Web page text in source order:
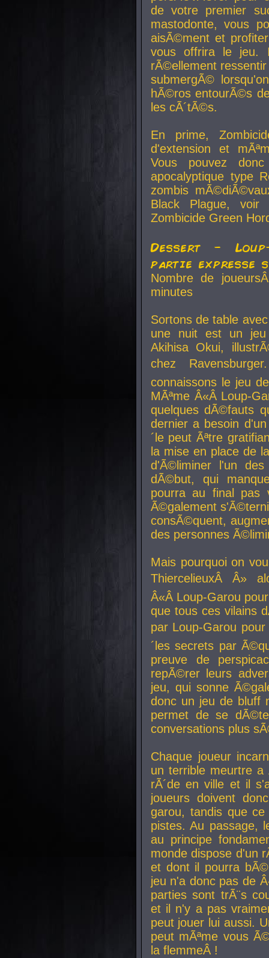
de votre premier
mastodonte, vous
aisÃ©ment et
vous offrira le jeu.
rÃ©ellement
submergÃ©
hÃ©ros entourÃ©s
les cÃ´tÃ©s.
En prime,
d'extension et
Vous pouvez
apocalyptique type
zombis
Black Plague,
Zombicide Green
Dessert -
partie expresse
Nombre de
minutes
Sortons de table
une nuit est un
Akihisa Okui,
chez
connaissons le jeu
MÃªme Â«Â Loup-
quelques dÃ©fauts
dernier a besoin
´le peut Ãªtre
la mise en place de
d'Ã©liminer l'un
dÃ©but, qui
pourra au final pas
Ã©galement
consÃ©quent,
des personnes
Mais pourquoi on
ThiercelieuxÂ Â»
Â«Â Loup-Garou
que tous ces vilains
par Loup-Garou
´les secrets par
preuve de
repÃ©rer leurs
jeu, qui sonne
donc un jeu de bluff
permet de se
conversations plus
Chaque joueur
un terrible meurtre
rÃ´de en ville et il
joueurs doivent
garou, tandis que
pistes. Au passage,
au principe
monde dispose d'un
et dont il pourra
jeu n'a donc pas de
parties sont trÃ¨s
et il n'y a pas
peut jouer lui aussi.
peut mÃªme vous
la flemmeÂ !